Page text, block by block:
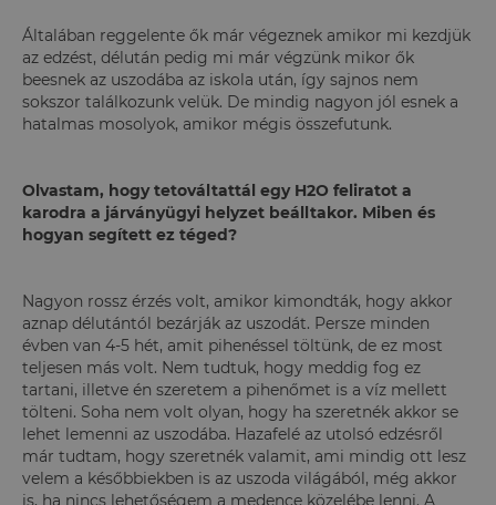
Általában reggelente ők már végeznek amikor mi kezdjük
az edzést, délután pedig mi már végzünk mikor ők
beesnek az uszodába az iskola után, így sajnos nem
sokszor találkozunk velük. De mindig nagyon jól esnek a
hatalmas mosolyok, amikor mégis összefutunk.
Olvastam, hogy tetováltattál egy H2O feliratot a
karodra a járványügyi helyzet beálltakor. Miben és
hogyan segített ez téged?
Nagyon rossz érzés volt, amikor kimondták, hogy akkor
aznap délutántól bezárják az uszodát. Persze minden
évben van 4-5 hét, amit pihenéssel töltünk, de ez most
teljesen más volt. Nem tudtuk, hogy meddig fog ez
tartani, illetve én szeretem a pihenőmet is a víz mellett
tölteni. Soha nem volt olyan, hogy ha szeretnék akkor se
lehet lemenni az uszodába. Hazafelé az utolsó edzésről
már tudtam, hogy szeretnék valamit, ami mindig ott lesz
velem a későbbiekben is az uszoda világából, még akkor
is, ha nincs lehetőségem a medence közelébe lenni. A